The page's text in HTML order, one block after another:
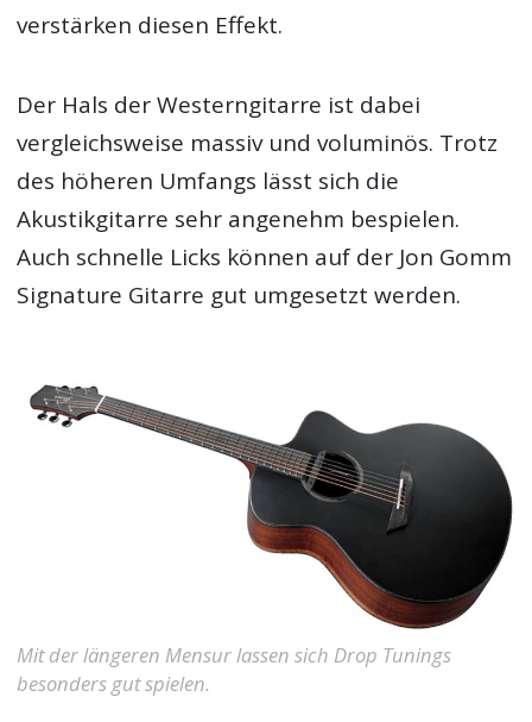
verstärken diesen Effekt.
Der Hals der Westerngitarre ist dabei
vergleichsweise massiv und voluminös. Trotz
des höheren Umfangs lässt sich die
Akustikgitarre sehr angenehm bespielen.
Auch schnelle Licks können auf der Jon Gomm
Signature Gitarre gut umgesetzt werden.
Mit der längeren Mensur lassen sich Drop Tunings
besonders gut spielen.